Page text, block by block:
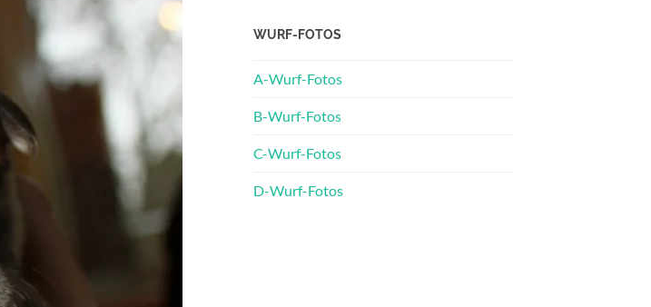
WURF-FOTOS
A-Wurf-Fotos
B-Wurf-Fotos
C-Wurf-Fotos
D-Wurf-Fotos